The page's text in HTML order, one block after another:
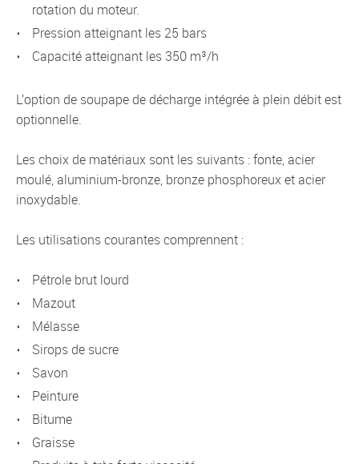
rotation du moteur.
pression atteignant les 25 bars
capacité atteignant les 350 m³/h
L’option de soupape de décharge intégrée à plein débit est
optionnelle.
Les choix de matériaux sont les suivants : fonte, acier
moulé, aluminium-bronze, bronze phosphoreux et acier
inoxydable.
Les utilisations courantes comprennent :
pétrole brut lourd
mazout
mélasse
sirops de sucre
savon
peinture
bitume
graisse